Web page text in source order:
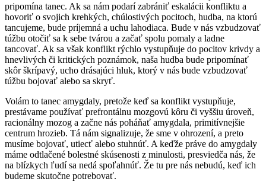
pripomína tanec. Ak sa nám podarí zabrániť eskalácii konfliktu a
hovoriť o svojich krehkých, chúlostivých pocitoch, hudba, na ktorú
tancujeme, bude príjemná a uchu lahodiaca. Bude v nás vzbudzovať
túžbu otočiť sa k sebe tvárou a začať spolu pomaly a ladne
tancovať. Ak sa však konflikt rýchlo vystupňuje do pocitov krivdy a
hnevlivých či kritických poznámok, naša hudba bude pripomínať
skôr škrípavý, ucho drásajúci hluk, ktorý v nás bude vzbudzovať
túžbu bojovať alebo sa skryť.
Volám to tanec amygdaly, pretože keď sa konflikt vystupňuje,
prestávame používať prefrontálnu mozgovú kôru či vyššiu úroveň,
racionálny mozog a začne nás poháňať amygdala, primitívnejšie
centrum hrozieb. Tá nám signalizuje, že sme v ohrození, a preto
musíme bojovať, utiecť alebo stuhnúť. A keďže práve do amygdaly
máme odtlačené bolestné skúsenosti z minulosti, presviedča nás, že
na blízkych ľudí sa nedá spoľahnúť. Že tu pre nás nebudú, keď ich
budeme skutočne potrebovať.